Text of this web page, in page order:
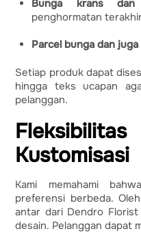
Bunga krans
penghormatan
Parcel bunga dan
Setiap produk dapat
hingga teks ucapan
pelanggan.
Kustomisasi
Kami memahami
preferensi berbeda.
antar dari Dendro
desain. Pelanggan dapat